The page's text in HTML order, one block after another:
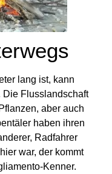
lang ist, kann
Flusslandschaft
aber auch
haben ihren
Radfahrer
war, der kommt
Kenner.